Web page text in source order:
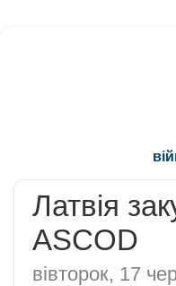
Латвія
ASCOD
вівторок, 17